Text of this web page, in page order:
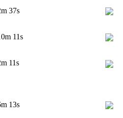
37s
11s
11s
13s